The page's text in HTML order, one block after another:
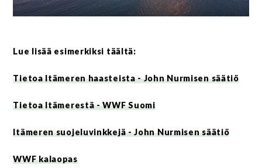
Lue lisää esimerkiksi täältä:
Tietoa Itämeren haasteista - John Nurmisen säätiö
Tietoa Itämerestä - WWF Suomi
Itämeren suojeluvinkkejä - John Nurmisen säätiö
WWF kalaopas